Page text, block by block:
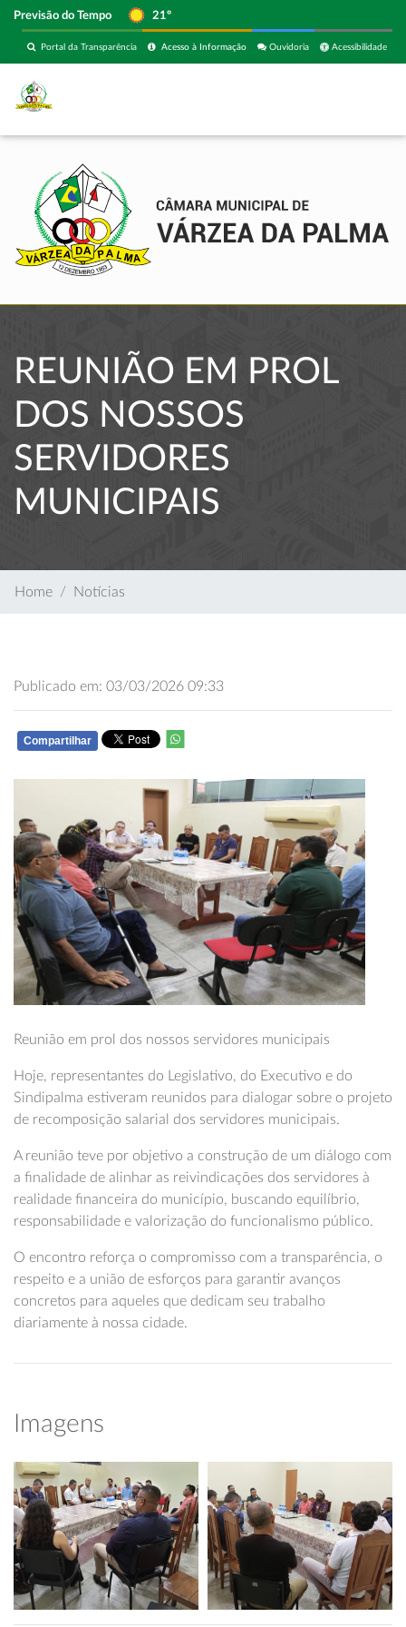
Previsão do Tempo 21º
Acessibilidade
Ouvidoria
Acesso à Informação
Portal da Transparência
REUNIÃO EM PROL
DOS NOSSOS
SERVIDORES
MUNICIPAIS
Home Notícias
Publicado em: 03/03/2026 09:33
Compartilhar
Reunião em prol dos nossos servidores municipais
Hoje, representantes do Legislativo, do Executivo e do
Sindipalma estiveram reunidos para dialogar sobre o projeto
de recomposição salarial dos servidores municipais.
A reunião teve por objetivo a construção de um diálogo com
a finalidade de alinhar as reivindicações dos servidores à
realidade financeira do município, buscando equilíbrio,
responsabilidade e valorização do funcionalismo público.
O encontro reforça o compromisso com a transparência, o
respeito e a união de esforços para garantir avanços
concretos para aqueles que dedicam seu trabalho
diariamente à nossa cidade.
Imagens